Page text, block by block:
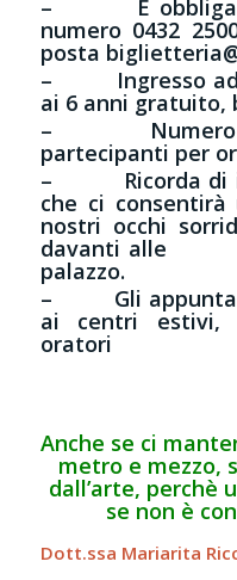
– È
numero 0432
posta
– Ingresso
ai 6 anni gratuito,
– Numero
partecipanti per
– Ricorda di
che ci
nostri occhi
davanti
palazzo.
– Gli
ai centri estivi,
oratori
Anche se ci
metro e mezzo,
dall’arte, perchè
se non è
Dott.ssa Mariarita